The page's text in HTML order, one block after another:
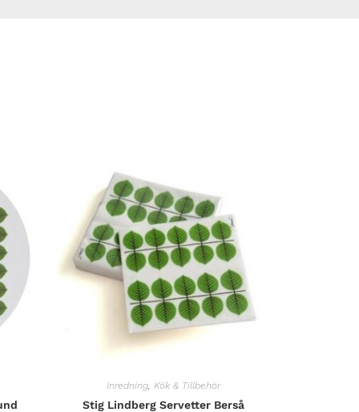
Inredning, Kök & Tillbehör
Stig Lindberg Servetter Berså